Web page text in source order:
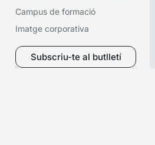
Campus de formació
Imatge corporativa
Subscriu-te al butlletí